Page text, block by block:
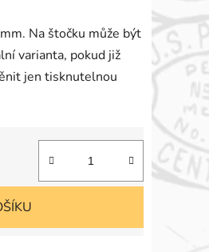
Na štočku může být
varianta, pokud již
jen tisknutelnou